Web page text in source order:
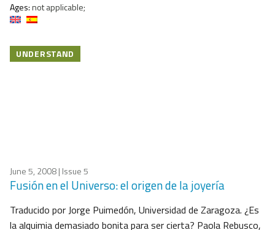
Ages:not applicable;
UNDERSTAND
June 5, 2008| Issue 5
Fusión en el Universo: el origen de la joyería
Traducido por Jorge Puimedón, Universidad de Zaragoza. ¿Es
la alquimia demasiado bonita para ser cierta? Paola Rebusco,